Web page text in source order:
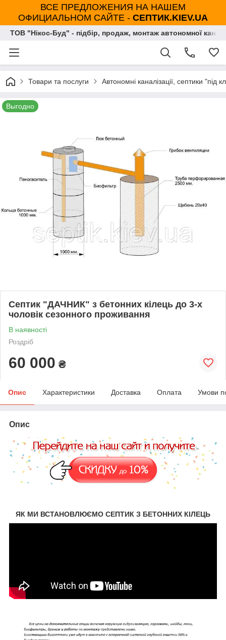
ВСЕ ПРЕДЛОЖЕНИЯ НА НАШЕМ
ОФИЦИАЛЬНОМ САЙТЕ - СЕПТИК.KIEV.UA
ТОВ "Нікос-Буд" - підбір, продаж, монтаж автономної
Товари та послуги Автономні каналізації, септики "під
Выгодно
Септик "ДАЧНИК" з бетонних кілець до 3-х
чоловік сезонного проживання
В наявності
Роздріб
60 000 ₴
Опис Характеристики Доставка Оплата Умови
Опис
ЯК МИ ВСТАНОВЛЮЄМО СЕПТИК З БЕТОННИХ КІЛЕЦЬ